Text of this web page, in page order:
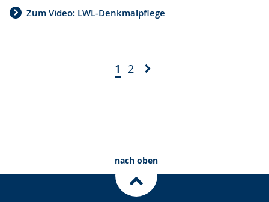
Zum Video: LWL-Denkmalpflege
1 2
nach oben